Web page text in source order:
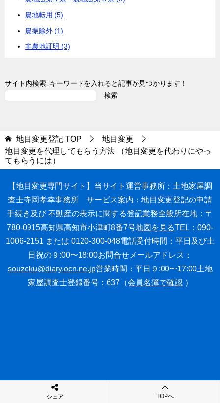
農地転用 (5)
農振除外 (1)
非農地証明 (3)
サイト内検索↓キーワードを入れると記事が見つかります！
検索
地目変更登記 TOP
地目変更
地目変更を代理してもらう方法 （地目変更を代わりにやっ
てもらうには）
【地目変更専門サイト】 当サイト運営事務所：土地家屋調
査士寺岡孝幸事務所 サービス案内：地目変更登記の申請
手続き 及び 不動産の表示に関する登記業務全般所在地：〒
780-0915高知県高知市小津町8番7号地図を見るTEL：090-
1006-2151 または 0120-300-048電話受付時間：平日及び土
日祝の９:00〜18:00お問合せメールアドレス：
souzoku@diary.ocn.ne.jp営業時間：平日９:00〜17:00土地
家屋調査士登録番号：637（会員名簿で確認）
シェア TOPへ